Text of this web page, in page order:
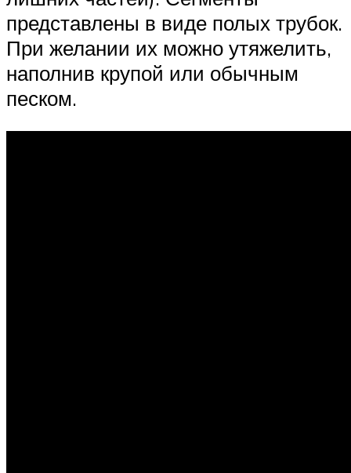
представлены в виде полых трубок.
При желании их можно утяжелить,
наполнив крупой или обычным
песком.